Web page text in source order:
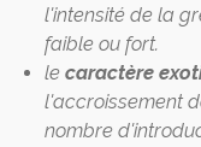
l'intensité de la
faible ou fort.
le caractère
l'accroissement
nombre